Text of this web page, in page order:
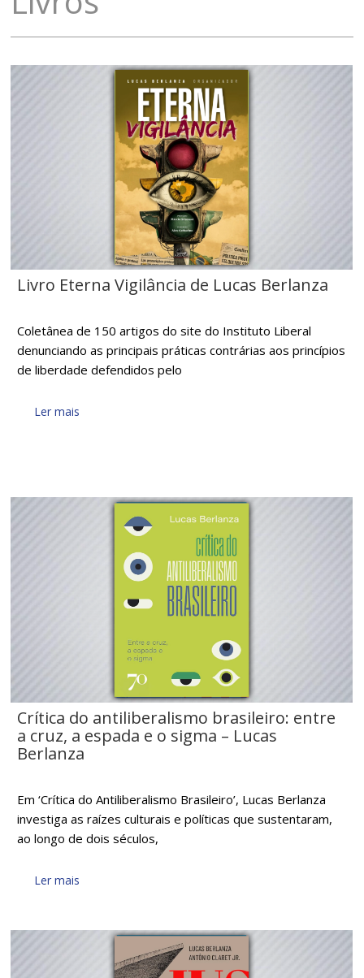
Livro Eterna Vigilância de Lucas Berlanza
Coletânea de 150 artigos do site do Instituto Liberal
denunciando as principais práticas contrárias aos princípios
de liberdade defendidos pelo
Ler mais
Crítica do antiliberalismo brasileiro: entre
a cruz, a espada e o sigma – Lucas
Berlanza
Em ‘Crítica do Antiliberalismo Brasileiro’, Lucas Berlanza
investiga as raízes culturais e políticas que sustentaram,
ao longo de dois séculos,
Ler mais